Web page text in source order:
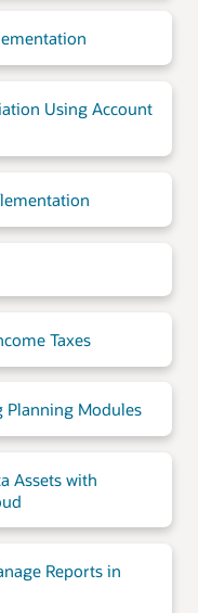
Using Account
Taxes
Planning Modules
Assets with
Reports in